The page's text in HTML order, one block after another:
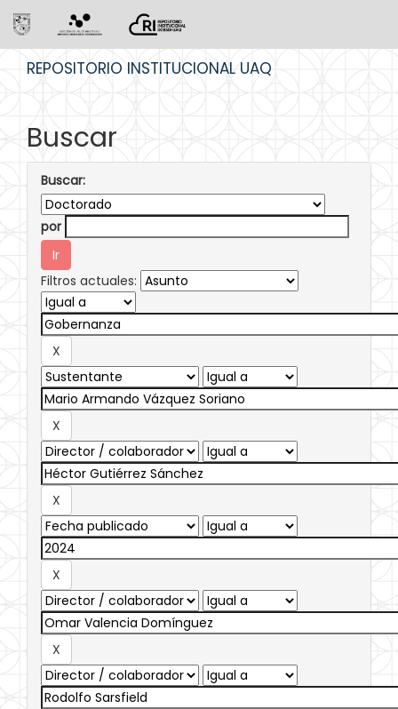
REPOSITORIO INSTITUCIONAL UAQ
Buscar
Buscar:
por
Filtros actuales: